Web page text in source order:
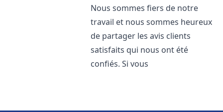
Nous sommes fiers de notre
travail et nous sommes heureux
de partager les avis clients
satisfaits qui nous ont été
confiés. Si vous